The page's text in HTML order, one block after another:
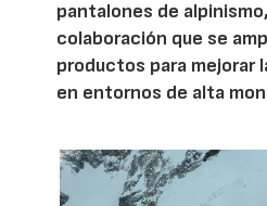
pantalones de
colaboración que se
productos para mejorar
en entornos de alta